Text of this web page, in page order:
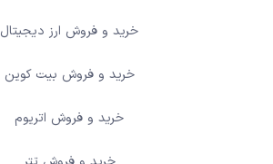
خرید و فروش ارز دیجیتال
خرید و فروش بیت کوین
خرید و فروش اتریوم